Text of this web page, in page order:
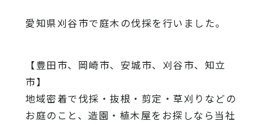
愛知県刈谷市で庭木の伐採を行いました。
【豊田市、岡崎市、安城市、刈谷市、知立
市】
地域密着で伐採・抜根・剪定・草刈りなどの
お庭のこと、造園・植木屋をお探しなら当社